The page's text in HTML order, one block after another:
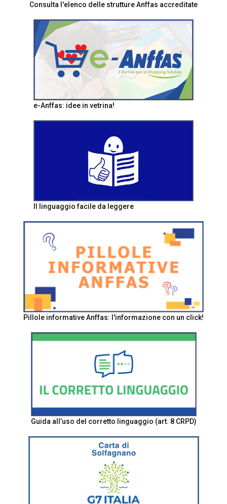
Consulta l'elenco delle strutture Anffas accreditate
e-Anffas: idee in vetrina!
Il linguaggio facile da leggere
Pillole informative Anffas: l'informazione con un click!
Guida all’uso del corretto linguaggio (art. 8 CRPD)